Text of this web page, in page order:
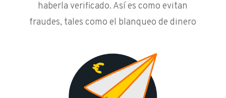
haberla verificado. Así es como evitan
fraudes, tales como el blanqueo de dinero